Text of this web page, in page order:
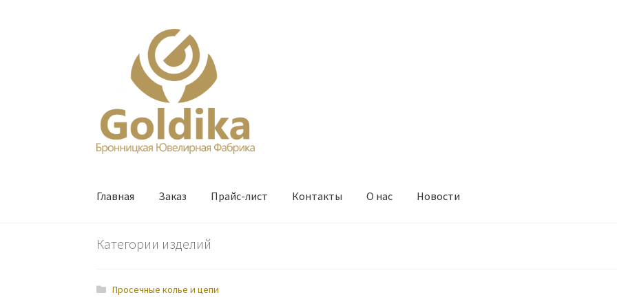
навигации
содержимому
Главная Заказ Прайс-лист Контакты О нас Новости
Категории изделий
Просечные колье и цепи